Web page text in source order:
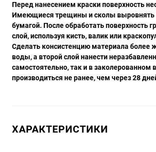
Перед нанесением краски поверхность
Имеющиеся трещины и сколы выровнять
бумагой. После обработать поверхность
слой, используя кисть, валик или
Сделать консистенцию материала более
воды, а второй слой нанести
самостоятельно, так и в
производиться не ранее, чем через 28
ХАРАКТЕРИСТИКИ